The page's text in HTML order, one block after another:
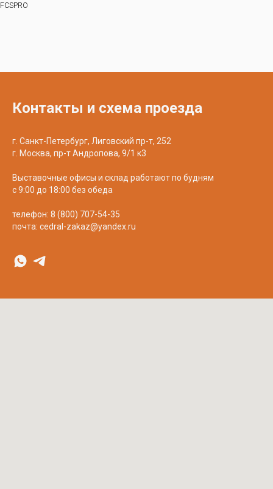
FCSPRO
Контакты и схема проезда
г. Санкт-Петербург, Лиговский пр-т, 252
г. Москва, пр-т Андропова, 9/1 к3
Выставочные офисы и склад работают по будням
с 9:00 до 18:00 без обеда
телефон: 8 (800) 707-54-35
почта: cedral-zakaz@yandex.ru